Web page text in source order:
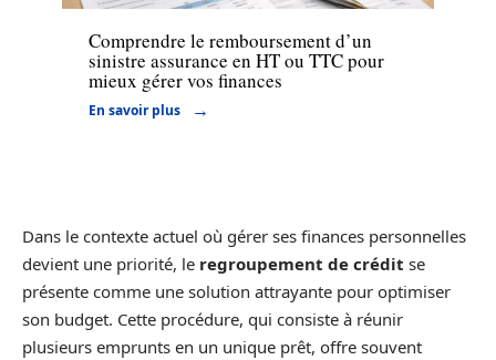
Comprendre le remboursement d’un
sinistre assurance en HT ou TTC pour
mieux gérer vos finances
En savoir plus
Dans le contexte actuel où gérer ses finances personnelles
devient une priorité, le regroupement de crédit se
présente comme une solution attrayante pour optimiser
son budget. Cette procédure, qui consiste à réunir
plusieurs emprunts en un unique prêt, offre souvent